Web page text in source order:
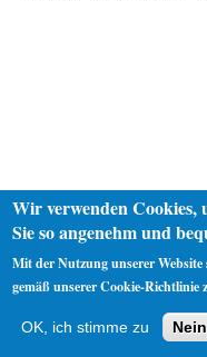
Wir verwenden Cookies,
Sie so angenehm und
Mit der Nutzung unserer
gemäß unserer Cookie-Richtlinie
OK, ich stimme zu